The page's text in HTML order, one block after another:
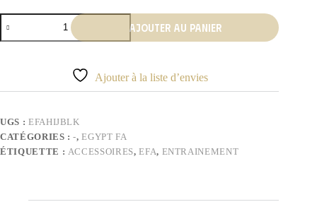
quantité
de
Hijab
Ajouter au panier
Ajouter à la liste d’envies
UGS : EFAHIJBLK
CATÉGORIES :-,EGYPT FA
ÉTIQUETTE : ACCESSOIRES,EFA, ENTRAINEMENT